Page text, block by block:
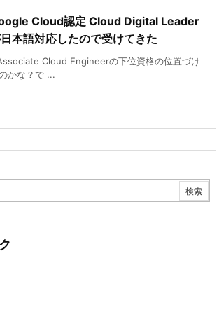
Cloud認定 Cloud Digital Leader
本語対応したので受けてきた
Cloud Engineerの下位資格の位置づけ
かな？で ...